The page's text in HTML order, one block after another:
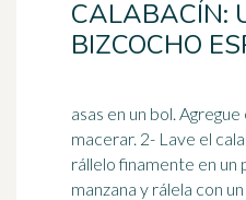
CALABACÍN:
BIZCOCHO
asas en un bol.
macerar. 2- Lave el calabacín, sin pelarlo, luego
rállelo finamente en un plato. 3-
manzana y rálela con un